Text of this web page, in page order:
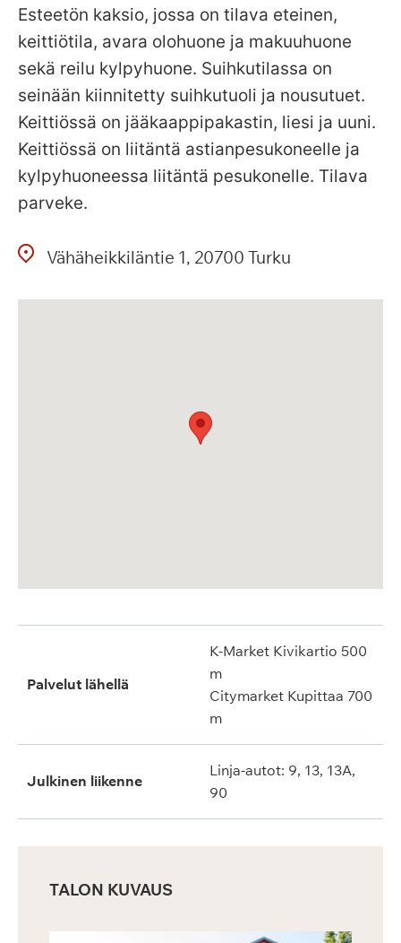
Esteetön kaksio, jossa on tilava eteinen,
keittiötila, avara olohuone ja makuuhuone
sekä reilu kylpyhuone. Suihkutilassa on
seinään kiinnitetty suihkutuoli ja nousutuet.
Keittiössä on jääkaappipakastin, liesi ja uuni.
Keittiössä on liitäntä astianpesukoneelle ja
kylpyhuoneessa liitäntä pesukonelle. Tilava
parveke.
Vähäheikkiläntie 1 20700 Turku
Palvelut lähellä
K-Market Kivikartio 500
m
Citymarket Kupittaa 700
m
Julkinen liikenne
Linja-autot: 9, 13, 13A,
90
TALON KUVAUS